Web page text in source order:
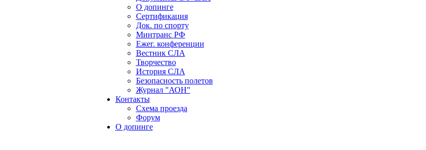
О допинге
Сертификация
Док. по спорту
Минтранс РФ
Ежег. конференции
Вестник СЛА
Творчество
История СЛА
Безопасность полетов
Журнал "АОН"
Контакты
Схема проезда
Форум
О допинге